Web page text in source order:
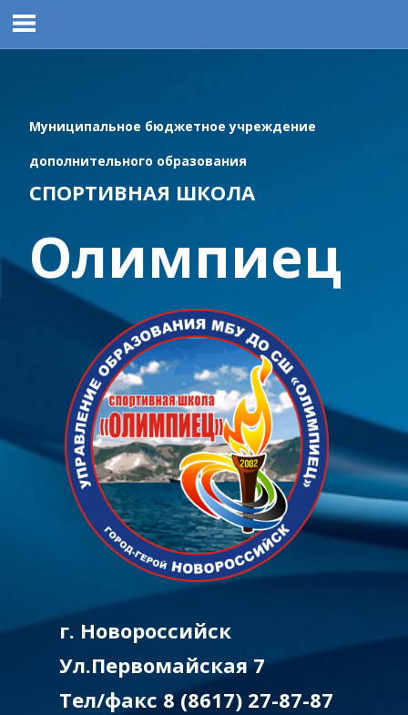
Перейти
Муниципальное бюджетное учреждение
дополнительного образования
СПОРТИВНАЯ ШКОЛА
Олимпиец
г. Новороссийск
Ул.Первомайская 7
Тел/факс 8 (8617) 27-87-87